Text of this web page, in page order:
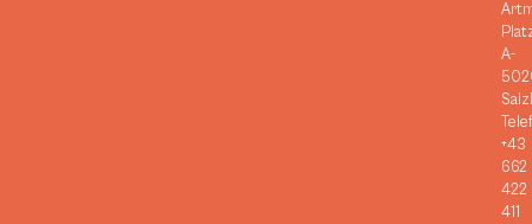
A-
+43
662
422
411